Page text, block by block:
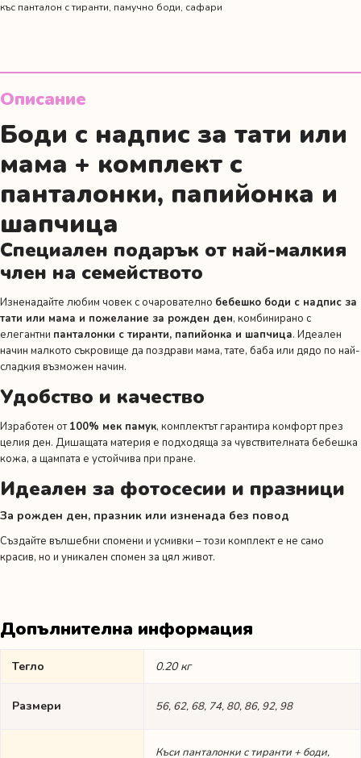
и
къс панталон с тиранти, памучно боди, сафари
Описание
Боди с надпис за тати или
мама + комплект с
панталонки, папийонка и
шапчица
Специален подарък от най-малкия
член на семейството
Изненадайте любим човек с очарователно бебешко боди с надпис за
тати или мама и пожелание за рожден ден, комбинирано с
елегантни панталонки с тиранти, папийонка и шапчица. Идеален
начин малкото съкровище да поздрави мама, тате, баба или дядо по най-
сладкия възможен начин.
Удобство и качество
Изработен от100% мек памук, комплектът гарантира комфорт през
целия ден. Дишащата материя е подходяща за чувствителната бебешка
кожа, а щампата е устойчива при пране.
Идеален за фотосесии и празници
За рожден ден, празник или изненада без повод
Създайте вълшебни спомени и усмивки – този комплект е не само
красив, но и уникален спомен за цял живот.
Допълнителна информация
Тегло 0.20 кг
Размери 56, 62, 68, 74, 80, 86, 92, 98
Къси панталонки с тиранти + боди,